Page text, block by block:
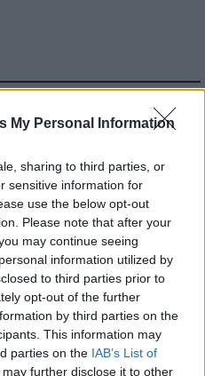
My Personal Information
sharing to third parties, or
sensitive information for
use the below opt-out
Please note that after your
may continue seeing
information utilized by
to third parties prior to
opt-out of the further
by third parties on the
This information may
parties on the IAB’s List of
may further disclose it to other
Kft.
parkfelújítás